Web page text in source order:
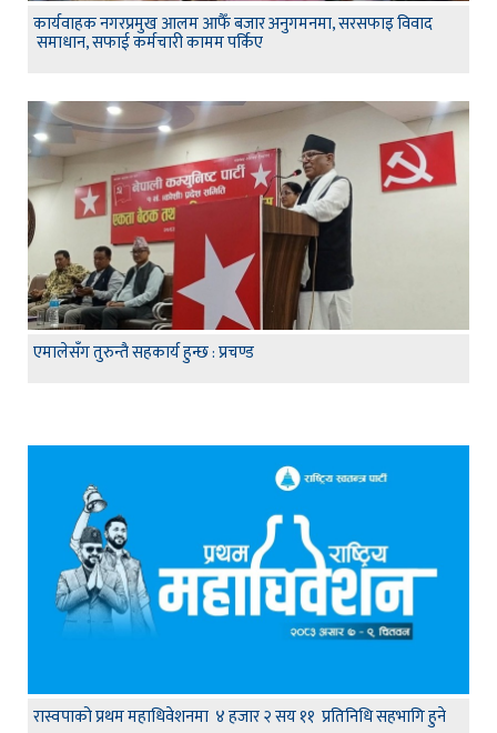
कार्यवाहक नगरप्रमुख आलम आफैँ बजार अनुगमनमा, सरसफाइ विवाद
समाधान, सफाई कर्मचारी कामम पर्किए
एमालेसँग तुरुन्तै सहकार्य हुन्छ : प्रचण्ड
रास्वपाको प्रथम महाधिवेशनमा ४ हजार २ सय ११ प्रतिनिधि सहभागि हुने